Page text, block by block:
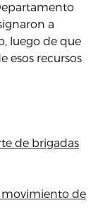
a
luego de que
esos recursos
de brigadas
movimiento de